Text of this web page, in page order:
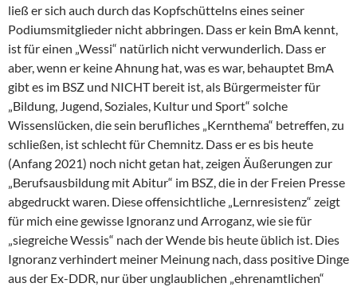
ließ er sich auch durch das Kopfschüttelns eines seiner
Podiumsmitglieder nicht abbringen. Dass er kein BmA kennt,
ist für einen „Wessi“ natürlich nicht verwunderlich. Dass er
aber, wenn er keine Ahnung hat, was es war, behauptet BmA
gibt es im BSZ und NICHT bereit ist, als Bürgermeister für
„Bildung, Jugend, Soziales, Kultur und Sport“ solche
Wissenslücken, die sein berufliches „Kernthema“ betreffen, zu
schließen, ist schlecht für Chemnitz. Dass er es bis heute
(Anfang 2021) noch nicht getan hat, zeigen Äußerungen zur
„Berufsausbildung mit Abitur“ im BSZ, die in der Freien Presse
abgedruckt waren. Diese offensichtliche „Lernresistenz“ zeigt
für mich eine gewisse Ignoranz und Arroganz, wie sie für
„siegreiche Wessis“ nach der Wende bis heute üblich ist. Dies
Ignoranz verhindert meiner Meinung nach, dass positive Dinge
aus der Ex-DDR, nur über unglaublichen „ehrenamtlichen“